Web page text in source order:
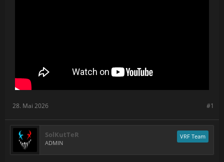
#1
28. Mai 2026
SolKutTeR
ADMIN
VRF Team